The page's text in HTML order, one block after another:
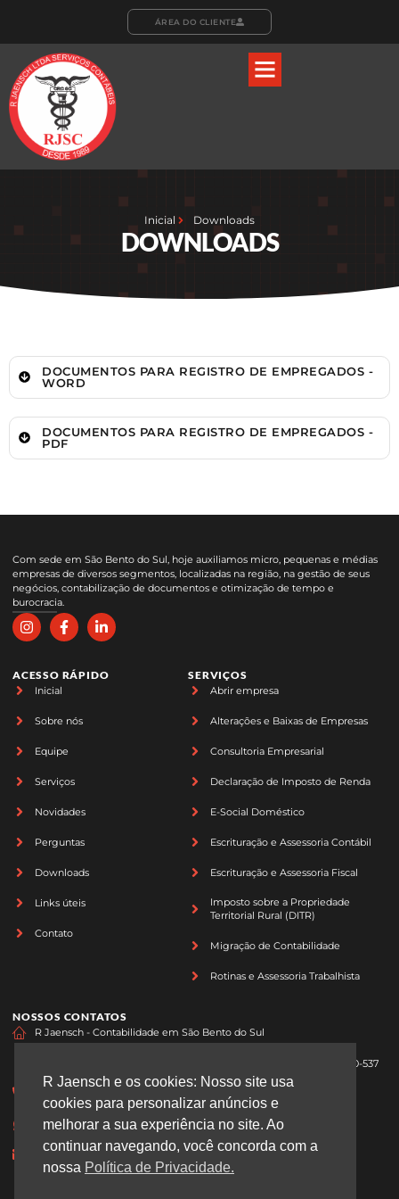
ÁREA DO CLIENTE
Inicial Downloads
DOWNLOADS
DOCUMENTOS PARA REGISTRO DE EMPREGADOS -
WORD
DOCUMENTOS PARA REGISTRO DE EMPREGADOS -
PDF
Com sede em São Bento do Sul, hoje auxiliamos micro, pequenas e médias
empresas de diversos segmentos, localizadas na região, na gestão de seus
negócios, contabilização de documentos e otimização de tempo e
burocracia.
ACESSO RÁPIDO
Inicial
Sobre nós
Equipe
Serviços
Novidades
Perguntas
Downloads
Links úteis
Contato
SERVIÇOS
Abrir empresa
Alterações e Baixas de Empresas
Consultoria Empresarial
Declaração de Imposto de Renda
E-Social Doméstico
Escrituração e Assessoria Contábil
Escrituração e Assessoria Fiscal
Imposto sobre a Propriedade
Territorial Rural (DITR)
Migração de Contabilidade
Rotinas e Assessoria Trabalhista
NOSSOS CONTATOS
R Jaensch - Contabilidade em São Bento do Sul
R. Thomaz Vidal Teixeira, 329 - Centro, São Bento do Sul - SC, 89280-537
(47) 99177-5649
atendimento@rjaensch.com.br
R Jaensch e os cookies: Nosso site usa
cookies para personalizar anúncios e
melhorar a sua experiência no site. Ao
continuar navegando, você concorda com a
nossa Política de Privacidade.